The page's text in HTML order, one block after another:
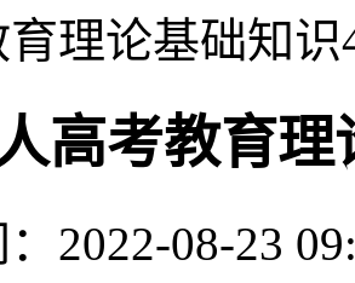
育理论基础知识
高考教育理
2022-08-23